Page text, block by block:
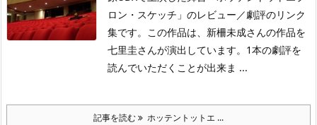
ロン・スケッチ」のレビュー／劇評のリンク
集です。この作品は、新柵未成さんの作品を
七里圭さんが演出しています。1本の劇評を
読んでいただくことが出来ま ...
記事を読む ホッテントットエ ...